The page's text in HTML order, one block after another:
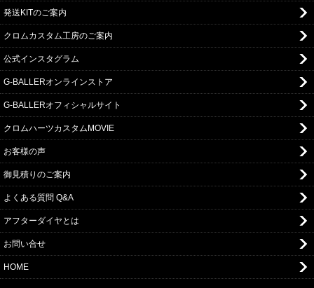
発送KITのご案内
クロムカスタム工房のご案内
公式インスタグラム
G-BALLERオンラインストア
G-BALLERオフィシャルサイト
クロムハーツカスタムMOVIE
お客様の声
御見積りのご案内
よくある質問 Q&A
アフターダイヤとは
お問い合せ
HOME